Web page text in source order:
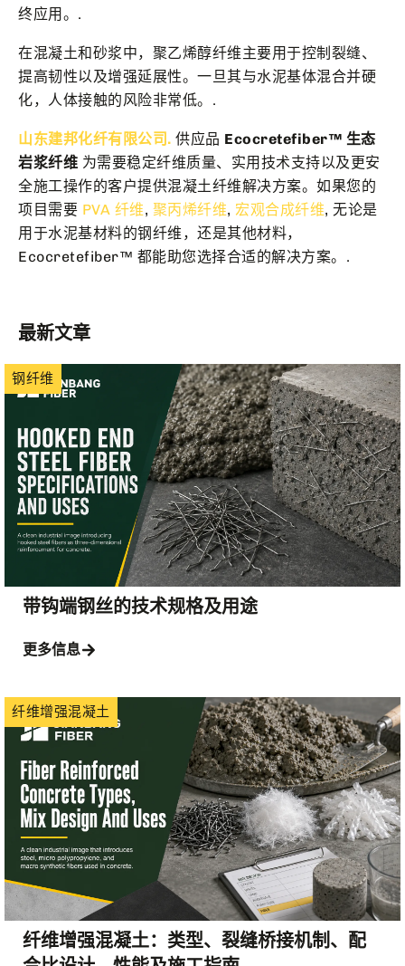
终应用。.
在混凝土和砂浆中，聚乙烯醇纤维主要用于控制裂缝、
提高韧性以及增强延展性。一旦其与水泥基体混合并硬
化，人体接触的风险非常低。.
山东建邦化纤有限公司. 供应品 Ecocretefiber™ 生态
岩浆纤维 为需要稳定纤维质量、实用技术支持以及更安
全施工操作的客户提供混凝土纤维解决方案。如果您的
项目需要 PVA 纤维, 聚丙烯纤维, 宏观合成纤维, 无论是
用于水泥基材料的钢纤维，还是其他材料，
Ecocretefiber™ 都能助您选择合适的解决方案。.
最新文章
钢纤维
带钩端钢丝的技术规格及用途
更多信息
纤维增强混凝土
纤维增强混凝土：类型、裂缝桥接机制、配